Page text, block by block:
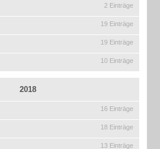
2 Einträge
19 Einträge
19 Einträge
10 Einträge
2018
16 Einträge
18 Einträge
13 Einträge